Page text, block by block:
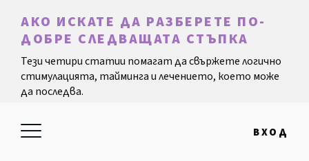
ВХОД
АКО ИСКАТЕ ДА РАЗБЕРЕТЕ ПО-
ДОБРЕ СЛЕДВАЩАТА СТЪПКА
Тези четири статии помагат да свържете логично
стимулацията, тайминга и лечението, което може
да последва.
Овулация: плодородни дни, признаци и
тестове